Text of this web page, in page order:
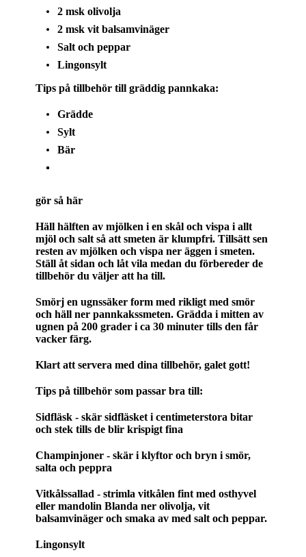
2 msk olivolja
2 msk vit balsamvinäger
Salt och peppar
Lingonsylt
Tips på tillbehör till gräddig pannkaka:
Grädde
Sylt
Bär
gör så här
Häll hälften av mjölken i en skål och vispa i allt
mjöl och salt så att smeten är klumpfri. Tillsätt sen
resten av mjölken och vispa ner äggen i smeten.
Ställ åt sidan och låt vila medan du förbereder de
tillbehör du väljer att ha till.
Smörj en ugnssäker form med rikligt med smör
och häll ner pannkakssmeten. Grädda i mitten av
ugnen på 200 grader i ca 30 minuter tills den får
vacker färg.
Klart att servera med dina tillbehör, galet gott!
Tips på tillbehör som passar bra till:
Sidfläsk - skär sidfläsket i centimeterstora bitar
och stek tills de blir krispigt fina
Champinjoner - skär i klyftor och bryn i smör,
salta och peppra
Vitkålssallad - strimla vitkålen fint med osthyvel
eller mandolin Blanda ner olivolja, vit
balsamvinäger och smaka av med salt och peppar.
Lingonsylt